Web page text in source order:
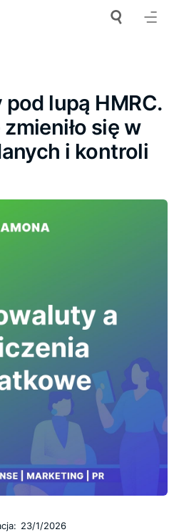
lupą HMRC.
się w
i kontroli
23/1/2026